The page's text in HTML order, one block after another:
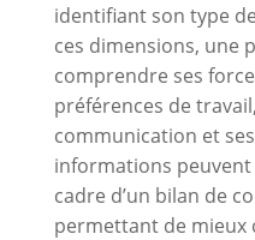
identifiant son type
ces dimensions, une
comprendre ses
préférences de
communication et
informations
cadre d’un bilan de
permettant de mieux